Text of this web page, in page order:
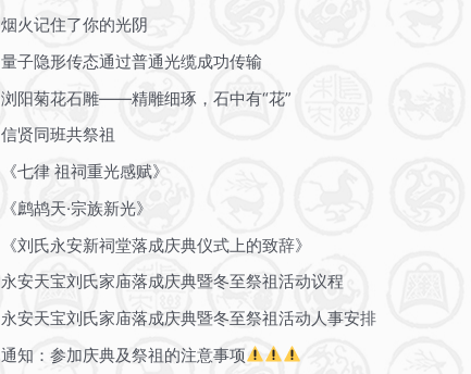
烟火记住了你的光阴
量子隐形传态通过普通光缆成功传输
浏阳菊花石雕——精雕细琢，石中有“花”
信贤同班共祭祖
《七律 祖祠重光感赋》
《鹧鸪天·宗族新光》
《刘氏永安新祠堂落成庆典仪式上的致辞》
永安天宝刘氏家庙落成庆典暨冬至祭祖活动议程
永安天宝刘氏家庙落成庆典暨冬至祭祖活动人事安排
通知：参加庆典及祭祖的注意事项